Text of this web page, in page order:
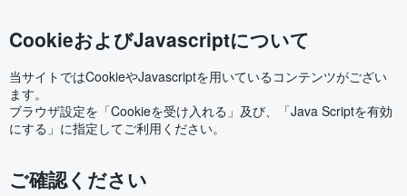
CookieおよびJavascriptについて
当サイトではCookieやJavascriptを用いているコンテンツがござい
ます。
ブラウザ設定を「Cookieを受け入れる」及び、「Java Scriptを有効
にする」に指定してご利用ください。
ご確認ください